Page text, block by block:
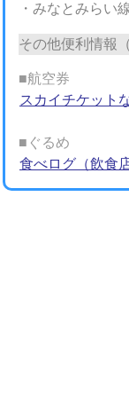
・みなとみらい
その他便利情報
■航空券
スカイチケット
■ぐるめ
食べログ（飲食